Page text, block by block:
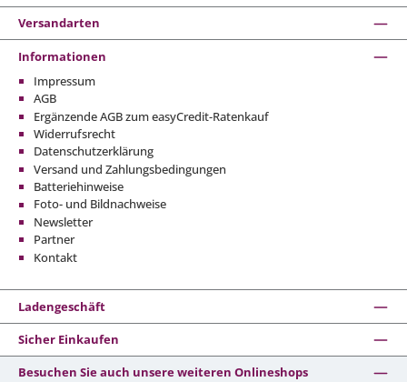
Versandarten
Informationen
Impressum
AGB
Ergänzende AGB zum easyCredit-Ratenkauf
Widerrufsrecht
Datenschutzerklärung
Versand und Zahlungsbedingungen
Batteriehinweise
Foto- und Bildnachweise
Newsletter
Partner
Kontakt
Ladengeschäft
Sicher Einkaufen
Besuchen Sie auch unsere weiteren Onlineshops